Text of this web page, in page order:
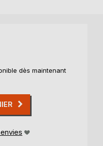
dès maintenant